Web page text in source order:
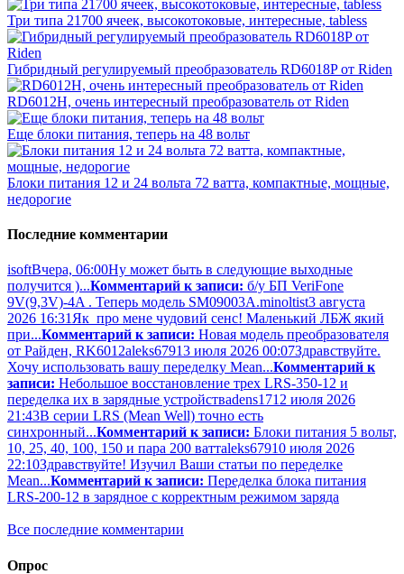
Три типа 21700 ячеек, высокотоковые, интересные, tabless
Гибридный регулируемый преобразователь RD6018P от Riden
RD6012H, очень интересный преобразователь от Riden
Еще блоки питания, теперь на 48 вольт
Блоки питания 12 и 24 вольта 72 ватта, компактные, мощные,
недорогие
Последние комментарии
isoftВчера, 06:00Ну может быть в следующие выходные
получится )...Комментарий к записи: б/у БП VeriFone
9V(9,3V)-4A . Теперь модель SM09003A.minoltist3 августа
2026 16:31Як про мене чудовий сенс! Маленький ЛБЖ який
при...Комментарий к записи: Новая модель преобразователя
от Райден, RK6012aleks67913 июля 2026 00:07Здравствуйте.
Хочу использовать вашу переделку Mean...Комментарий к
записи: Небольшое восстановление трех LRS-350-12 и
переделка их в зарядные устройстваdens1712 июля 2026
21:43В серии LRS (Mean Well) точно есть
синхронный...Комментарий к записи: Блоки питания 5 вольт,
10, 25, 40, 100, 150 и пара 200 ваттaleks67910 июля 2026
22:10Здравствуйте! Изучил Ваши статьи по переделке
Mean...Комментарий к записи: Переделка блока питания
LRS-200-12 в зарядное с корректным режимом заряда
Все последние комментарии
Опрос